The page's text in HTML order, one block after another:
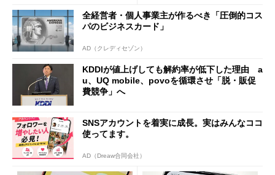
全経営者・個人事業主が作るべき「圧倒的コス
パのビジネスカード」
AD（クレディセゾン）
KDDIが値上げしても解約率が低下した理由 a
u、UQ mobile、povoを循環させ「脱・販促
費競争」へ
SNSアカウントを着実に成長。実はみんなココ
使ってます。
AD（Dreaw合同会社）